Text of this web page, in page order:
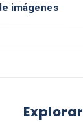
imágenes
Explorar